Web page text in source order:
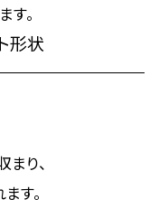
。
形状
り、
す。